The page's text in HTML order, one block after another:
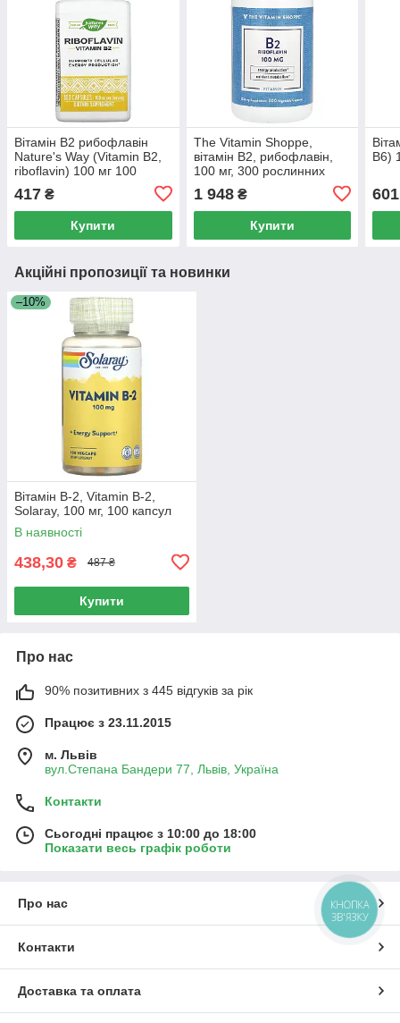
Вітамін B2 рибофлавін
Nature's Way (Vitamin B2,
riboflavin) 100 мг 100
417 ₴
Купити
The Vitamin Shoppe,
вітамін B2, рибофлавін,
100 мг, 300 рослинних
1 948₴
Купити
B6)
601
Акційні пропозиції та новинки
–10%
Вітамін B-2, Vitamin B-2,
Solaray, 100 мг, 100 капсул
В наявності
438,30 ₴ 487 ₴
Купити
Про нас
90% позитивних з 445 відгуків за рік
Працює з 23.11.2015
м. Львів
вул.Степана Бандери 77, Львів, Україна
Контакти
Сьогодні працює з 10:00 до 18:00
Показати весь графік роботи
Про нас
Контакти
Доставка та оплата
КНОПКА
ЗВ'ЯЗКУ